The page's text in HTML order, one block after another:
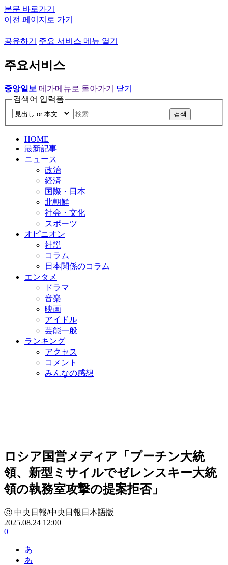
본문 바로가기
이전 페이지로 가기
공유하기 주요 서비스 메뉴 열기
주요서비스
중앙일보 메가메뉴로 돌아가기
닫기
검색어 입력폼
검색
HOME
最新記事
ニュース
政治
経済
国際・日本
北朝鮮
社会・文化
スポーツ
オピニオン
社説
コラム
日本関係のコラム
エンタメ
ドラマ
音楽
映画
アイドル
芸能一般
ランキング
アクセス
コメント
みんなの感想
ロシア国営メディア「プーチン大統
領、新型ミサイルでゼレンスキー大統
領の執務室攻撃の提案拒否」
ⓒ 中央日報/中央日報日本語版
2025.08.24 12:00
0
あ
あ